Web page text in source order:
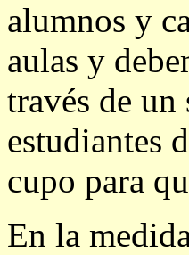
alumnos y
aulas y
través de
estudiantes
cupo para
En la